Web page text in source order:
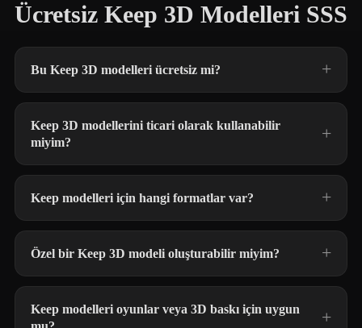
Ücretsiz Keep 3D Modelleri SSS
Bu Keep 3D modelleri ücretsiz mi?
Keep 3D modellerini ticari olarak kullanabilir
miyim?
Keep modelleri için hangi formatlar var?
Özel bir Keep 3D modeli oluşturabilir miyim?
Keep modelleri oyunlar veya 3D baskı için uygun